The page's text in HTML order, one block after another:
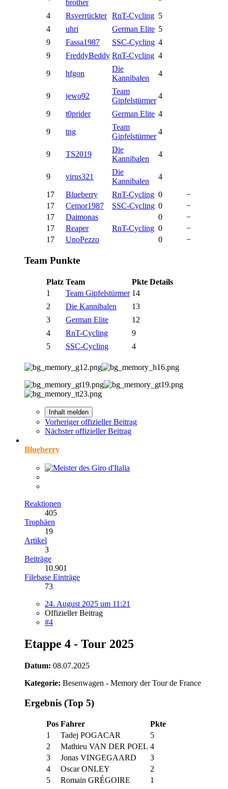
brother
4 Rsverrückter RnT-Cycling 5
4
uhri German Elite 5
9
Fassa1987 SSC-Cycling 4
9
FreddyBeddy RnT-Cycling 4
9 hfgon
Die
Kannibalen
4
9 jewo92
Team
Gipfelstürmer
4
9 t0prider German Elite 4
9 tng
Team
Gipfelstürmer
4
9 TS2019
Die
Kannibalen
4
9 virus321
Die
Kannibalen
4
17 Blueberry RnT-Cycling 0
−
17
Cemor1987 SSC-Cycling 0
−
17
Daimonas 0
−
17
Reaper RnT-Cycling 0
−
17
UnoPezzo 0 −
Team Punkte
Platz Team Pkte Details
1
Team Gipfelstürmer 14
2
Die Kannibalen
13
3
German Elite
12
4
RnT-Cycling
9
5
SSC-Cycling 4
Inhalt melden
Vorheriger offizieller Beitrag
Nächster offizieller Beitrag
Blueberry
Reaktionen
405
Trophäen
19
Artikel
3
Beiträge
10.901
Filebase Einträge
73
24. August 2025 um 11:21
Offizieller Beitrag
#4
Etappe 4 - Tour 2025
Datum: 08.07.2025
Kategorie: Besenwagen - Memory der Tour de France
Ergebnis (Top 5)
Pos Fahrer
Pkte
1
Tadej POGACAR
5
2
Mathieu VAN DER POEL 4
3
Jonas VINGEGAARD
3
4
Oscar ONLEY
2
5
Romain GRÉGOIRE 1